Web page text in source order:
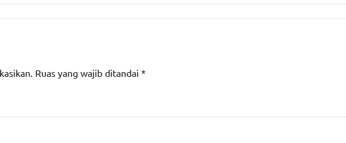
Ruas yang wajib ditandai *